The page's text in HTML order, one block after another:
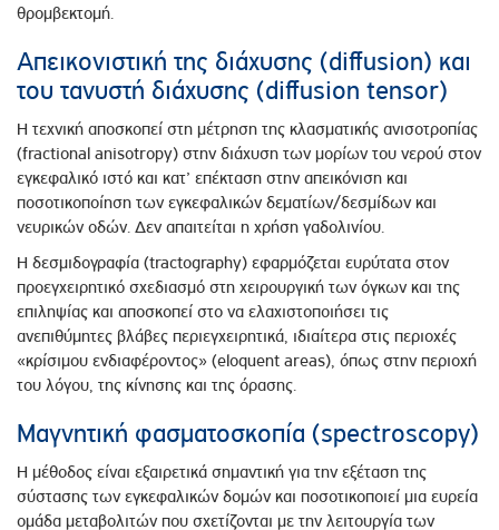
θρομβεκτομή.
Απεικονιστική της διάχυσης (diffusion) και
του τανυστή διάχυσης (diffusion tensor)
Η τεχνική αποσκοπεί στη μέτρηση της κλασματικής ανισοτροπίας
(fractional anisotropy) στην διάχυση των μορίων του νερού στον
εγκεφαλικό ιστό και κατ’ επέκταση στην απεικόνιση και
ποσοτικοποίηση των εγκεφαλικών δεματίων/δεσμίδων και
νευρικών οδών. Δεν απαιτείται η χρήση γαδολινίου.
Η δεσμιδογραφία (tractography) εφαρμόζεται ευρύτατα στον
προεγχειρητικό σχεδιασμό στη χειρουργική των όγκων και της
επιληψίας και αποσκοπεί στο να ελαχιστοποιήσει τις
ανεπιθύμητες βλάβες περιεγχειρητικά, ιδιαίτερα στις περιοχές
«κρίσιμου ενδιαφέροντος» (eloquent areas), όπως στην περιοχή
του λόγου, της κίνησης και της όρασης.
Μαγνητική φασματοσκοπία (spectroscopy)
Η μέθοδος είναι εξαιρετικά σημαντική για την εξέταση της
σύστασης των εγκεφαλικών δομών και ποσοτικοποιεί μια ευρεία
ομάδα μεταβολιτών που σχετίζονται με την λειτουργία των